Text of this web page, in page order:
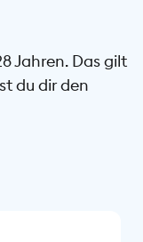
Jahren. Das gilt
du dir den